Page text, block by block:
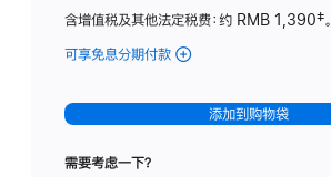
含增值税及其他法定税费：约 RMB 1,390脚
‡。
可享免息分期付款 (Studio
-
标
添加到购物袋
需要考虑一下？